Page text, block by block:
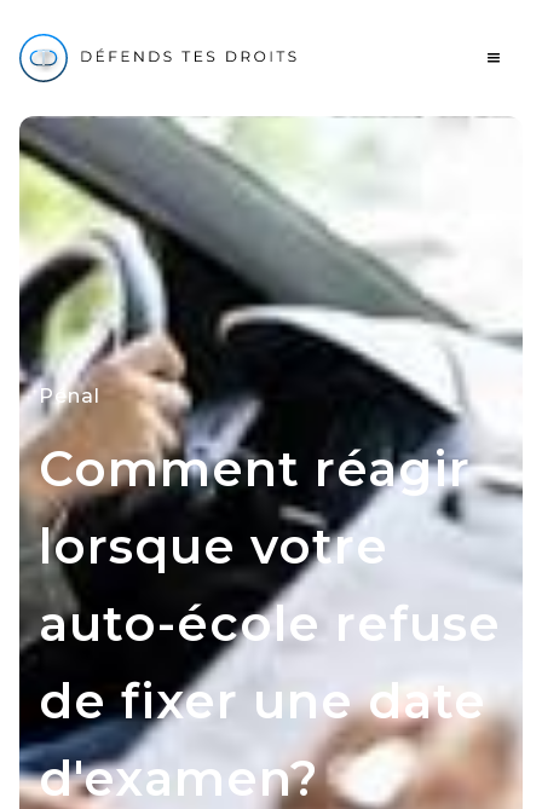
Pénal
Comment réagir
lorsque votre
auto-école refuse
de fixer une date
d'examen?